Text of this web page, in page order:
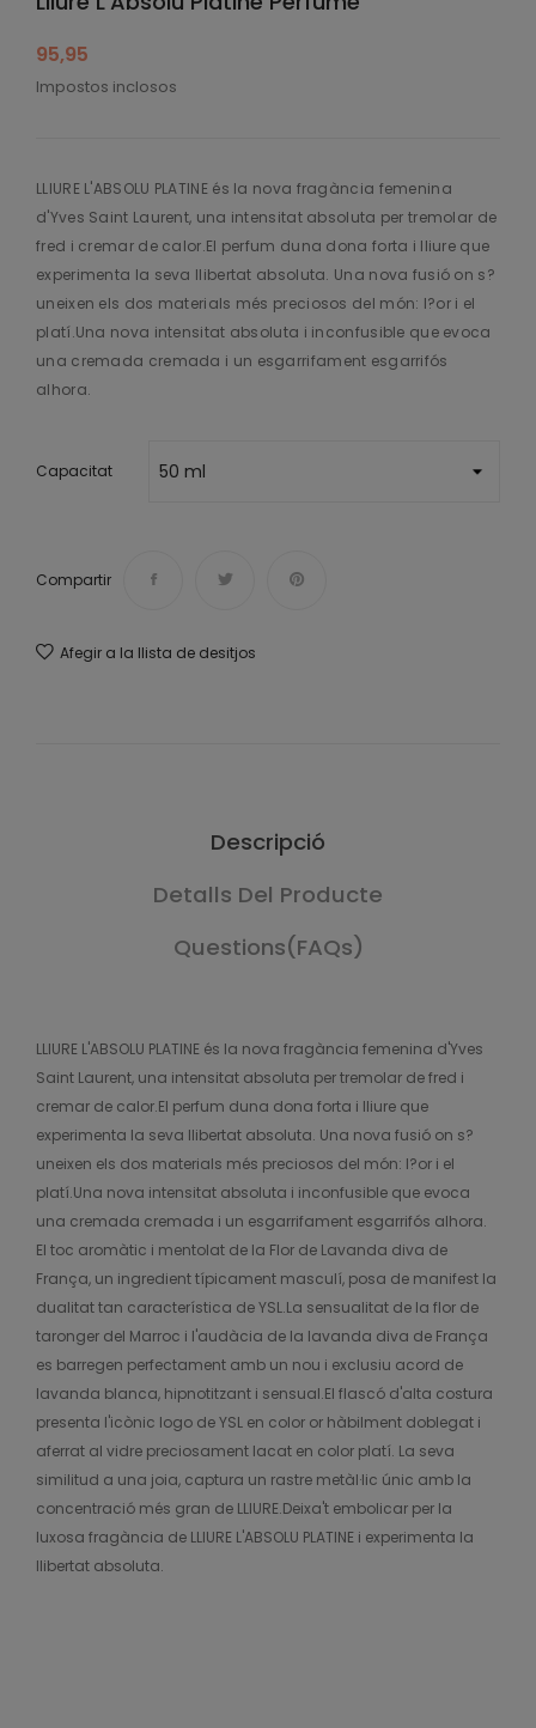
95,95
Impostos inclosos
LLIURE L'ABSOLU PLATINE és la nova fragància femenina
d'Yves Saint Laurent, una intensitat absoluta per tremolar de
fred i cremar de calor.El perfum duna dona forta i lliure que
experimenta la seva llibertat absoluta. Una nova fusió on s?
uneixen els dos materials més preciosos del món: l?or i el
platí.Una nova intensitat absoluta i inconfusible que evoca
una cremada cremada i un esgarrifament esgarrifós
alhora.
Capacitat
Compartir
Afegir a la llista de desitjos
Descripció
Detalls Del Producte
Questions(FAQs)
LLIURE L'ABSOLU PLATINE és la nova fragància femenina d'Yves
Saint Laurent, una intensitat absoluta per tremolar de fred i
cremar de calor.El perfum duna dona forta i lliure que
experimenta la seva llibertat absoluta. Una nova fusió on s?
uneixen els dos materials més preciosos del món: l?or i el
platí.Una nova intensitat absoluta i inconfusible que evoca
una cremada cremada i un esgarrifament esgarrifós alhora.
El toc aromàtic i mentolat de la Flor de Lavanda diva de
França, un ingredient típicament masculí, posa de manifest la
dualitat tan característica de YSL.La sensualitat de la flor de
taronger del Marroc i l'audàcia de la lavanda diva de França
es barregen perfectament amb un nou i exclusiu acord de
lavanda blanca, hipnotitzant i sensual.El flascó d'alta costura
presenta l'icònic logo de YSL en color or hàbilment doblegat i
aferrat al vidre preciosament lacat en color platí. La seva
similitud a una joia, captura un rastre metàl·lic únic amb la
concentració més gran de LLIURE.Deixa't embolicar per la
luxosa fragància de LLIURE L'ABSOLU PLATINE i experimenta la
llibertat absoluta.